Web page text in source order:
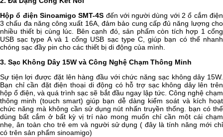
Hộp ổ điện Sinoamigo SMT-4S đến với người dùng với 2 ổ cắm điện
3 chấu đa năng công xuất 16A, đảm bảo cung cấp đủ năng lượng cho
nhiều thiết bị cùng lúc. Bên cạnh đó, sản phẩm còn tích hợp 1 cổng
USB sạc type A và 1 cổng USB sạc type C, giúp bạn có thể nhanh
chóng sạc đầy pin cho các thiết bị di động của mình.
3. Sạc Không Dây 15W và Công Nghệ Chạm Thông Minh
Sự tiện lợi được đặt lên hàng đầu với chức năng sạc không dây 15W.
Bạn chỉ cần đặt điện thoại di động có hỗ trợ sạc không dây lên trên
hộp ổ điện, và quá trình sạc sẽ bắt đầu ngay lập tức. Công nghệ chạm
thông minh (touch smart) giúp bạn dễ dàng kiểm soát và kích hoạt
chức năng mà không cần sử dụng nút nhấn truyền thống. bạn có thể
dùng bất cắm ở bất kỳ vị trí nào mong muốn chỉ cần một cái chạm
nhẹ, ân toàn cho trẻ em và người sử dụng ( đây là tính năng mới chỉ
có trên sản phẩm sinoamigo)